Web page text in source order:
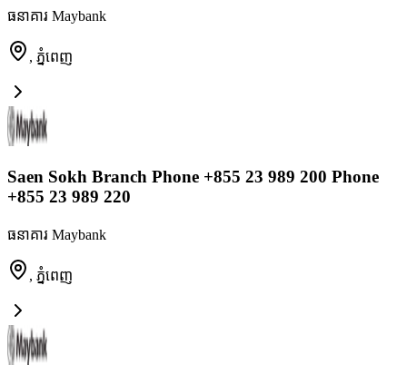
ធនាគារ Maybank
, ភ្នំពេញ
Saen Sokh Branch Phone +855 23 989 200 Phone
+855 23 989 220
ធនាគារ Maybank
, ភ្នំពេញ